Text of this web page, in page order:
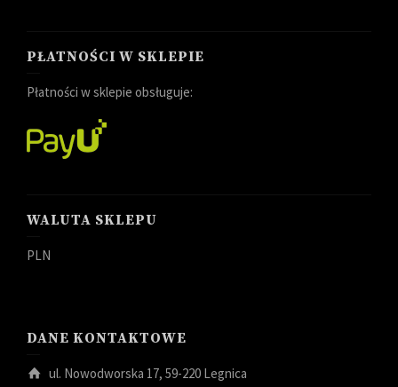
PŁATNOŚCI W SKLEPIE
Płatności w sklepie obsługuje:
WALUTA SKLEPU
PLN
DANE KONTAKTOWE
ul. Nowodworska 17, 59-220 Legnica